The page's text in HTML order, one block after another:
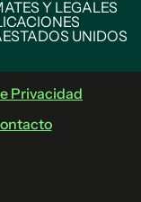
Y LEGALES
ESTADOS UNIDOS
Privacidad